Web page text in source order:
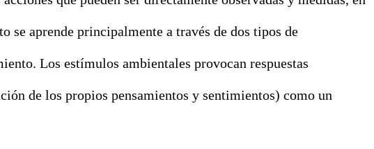
se aprende principalmente a través de dos tipos de
Los estímulos ambientales provocan respuestas
de los propios pensamientos y sentimientos) como un